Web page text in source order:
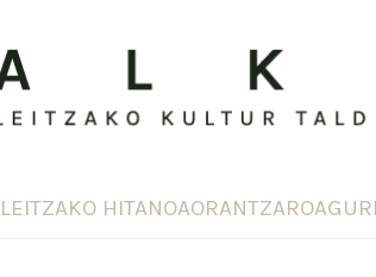
LEITZAKO HITANOAORANTZAROA